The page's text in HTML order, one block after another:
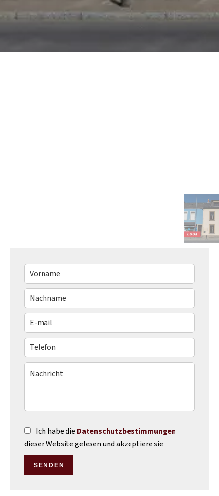
Ich habe die Datenschutzbestimmungen
dieser Website gelesen und akzeptiere sie
SENDEN